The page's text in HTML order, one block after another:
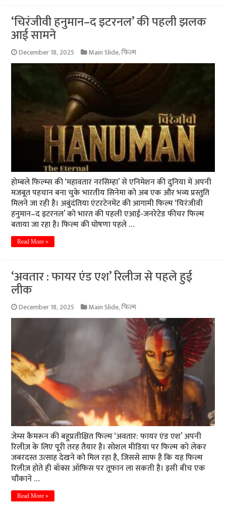
‘चिरंजीवी हनुमान–द इटरनल’ की पहली झलक
आई सामने
December 18, 2025 Main Slide,फिल्म
होम्बले फिल्म्स की ‘महावतार नरसिम्हा’ से एनिमेशन की दुनिया में अपनी
मजबूत पहचान बना चुके भारतीय सिनेमा को अब एक और भव्य प्रस्तुति
मिलने जा रही है। अबुंदंतिया एंटरटेनमेंट की आगामी फिल्म ‘चिरंजीवी
हनुमान–द इटरनल’ को भारत की पहली एआई-जनरेटेड फीचर फिल्म
बताया जा रहा है। फिल्म की घोषणा पहले …
Read More »
‘अवतार : फायर एंड एश’ रिलीज से पहले हुई
लीक
December 18, 2025 Main Slide,फिल्म
जेम्स कैमरून की बहुप्रतीक्षित फिल्म ‘अवतार: फायर एंड एश’ अपनी
रिलीज़ के लिए पूरी तरह तैयार है। सोशल मीडिया पर फिल्म को लेकर
जबरदस्त उत्साह देखने को मिल रहा है, जिससे साफ है कि यह फिल्म
रिलीज़ होते ही बॉक्स ऑफिस पर तूफान ला सकती है। इसी बीच एक
चौंकाने …
Read More »